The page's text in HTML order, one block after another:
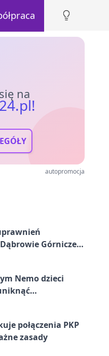
na
autopromocja
Górniczej.
Nemo dzieci
połączenia PKP
zasady